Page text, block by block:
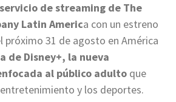
de streaming de The
Latin America con un estreno
próximo 31 de agosto en América
de Disney+, la nueva
al público adulto que
y los deportes.